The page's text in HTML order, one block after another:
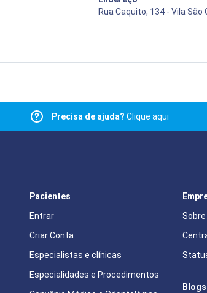
Rua Caquito, 134 - Vila São
Precisa de ajuda? Clique aqui
Pacientes
Entrar
Criar Conta
Especialistas e clínicas
Especialidades e Procedimentos
Blogs